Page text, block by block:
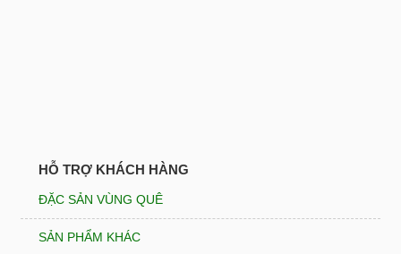
HỖ TRỢ KHÁCH HÀNG
ĐẶC SẢN VÙNG QUÊ
SẢN PHẨM KHÁC